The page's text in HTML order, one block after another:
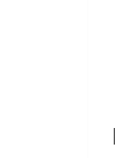
ВРАЧ
КАНДИДАТ